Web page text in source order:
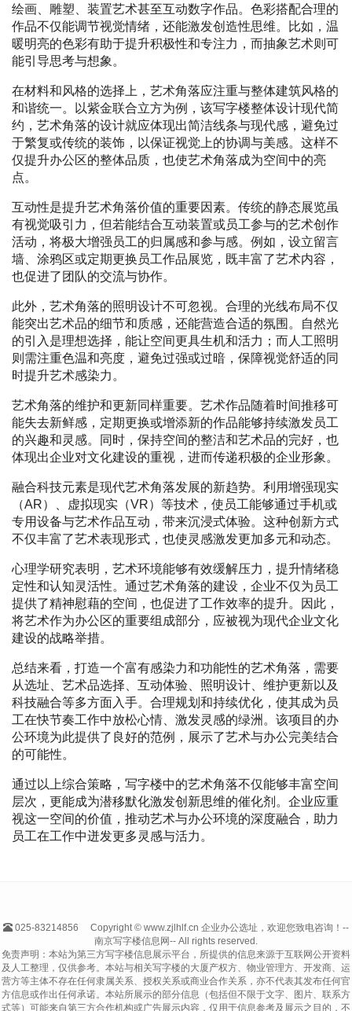
绘画、雕塑、装置艺术甚至互动数字作品。色彩搭配合理的
作品不仅能调节视觉情绪，还能激发创造性思维。比如，温
暖明亮的色彩有助于提升积极性和专注力，而抽象艺术则可
能引导思考与想象。
在材料和风格的选择上，艺术角落应注重与整体建筑风格的
和谐统一。以紫金联合立方为例，该写字楼整体设计现代简
约，艺术角落的设计就应体现出简洁线条与现代感，避免过
于繁复或传统的装饰，以保证视觉上的协调与美感。这样不
仅提升办公区的整体品质，也使艺术角落成为空间中的亮
点。
互动性是提升艺术角落价值的重要因素。传统的静态展览虽
有视觉吸引力，但若能结合互动装置或员工参与的艺术创作
活动，将极大增强员工的归属感和参与感。例如，设立留言
墙、涂鸦区或定期更换员工作品展览，既丰富了艺术内容，
也促进了团队的交流与协作。
此外，艺术角落的照明设计不可忽视。合理的光线布局不仅
能突出艺术品的细节和质感，还能营造合适的氛围。自然光
的引入是理想选择，能让空间更具生机和活力；而人工照明
则需注重色温和亮度，避免过强或过暗，保障视觉舒适的同
时提升艺术感染力。
艺术角落的维护和更新同样重要。艺术作品随着时间推移可
能失去新鲜感，定期更换或增添新的作品能够持续激发员工
的兴趣和灵感。同时，保持空间的整洁和艺术品的完好，也
体现出企业对文化建设的重视，进而传递积极的企业形象。
融合科技元素是现代艺术角落发展的新趋势。利用增强现实
（AR）、虚拟现实（VR）等技术，使员工能够通过手机或
专用设备与艺术作品互动，带来沉浸式体验。这种创新方式
不仅丰富了艺术表现形式，也使灵感激发更加多元和动态。
心理学研究表明，艺术环境能够有效缓解压力，提升情绪稳
定性和认知灵活性。通过艺术角落的建设，企业不仅为员工
提供了精神慰藉的空间，也促进了工作效率的提升。因此，
将艺术作为办公区的重要组成部分，应被视为现代企业文化
建设的战略举措。
总结来看，打造一个富有感染力和功能性的艺术角落，需要
从选址、艺术品选择、互动体验、照明设计、维护更新以及
科技融合等多方面入手。合理规划和持续优化，使其成为员
工在快节奏工作中放松心情、激发灵感的绿洲。该项目的办
公环境为此提供了良好的范例，展示了艺术与办公完美结合
的可能性。
通过以上综合策略，写字楼中的艺术角落不仅能够丰富空间
层次，更能成为潜移默化激发创新思维的催化剂。企业应重
视这一空间的价值，推动艺术与办公环境的深度融合，助力
员工在工作中迸发更多灵感与活力。
025-83214856
Copyright © www.zjlhlf.cn 企业办公选址，欢迎您致电咨询！--
南京写字楼信息网-- All rights reserved.
免责声明：本站为第三方写字楼信息展示平台，所提供的信息来源于互联网公开资料
及人工整理，仅供参考。本站与相关写字楼的大厦产权方、物业管理方、开发商、运
营方等主体不存在任何隶属关系、授权关系或商业合作关系，亦不代表其发布任何官
方信息或作出任何承诺。本站所展示的部分信息（包括但不限于文字、图片、联系方
式等）可能来自第三方合作机构或广告展示内容，仅用于信息参考及展示之目的，不